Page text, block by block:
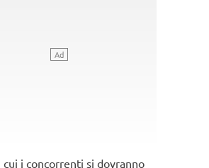
cui i concorrenti si dovranno